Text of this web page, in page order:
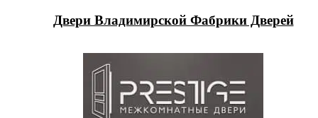
Двери Владимирской Фабрики Дверей